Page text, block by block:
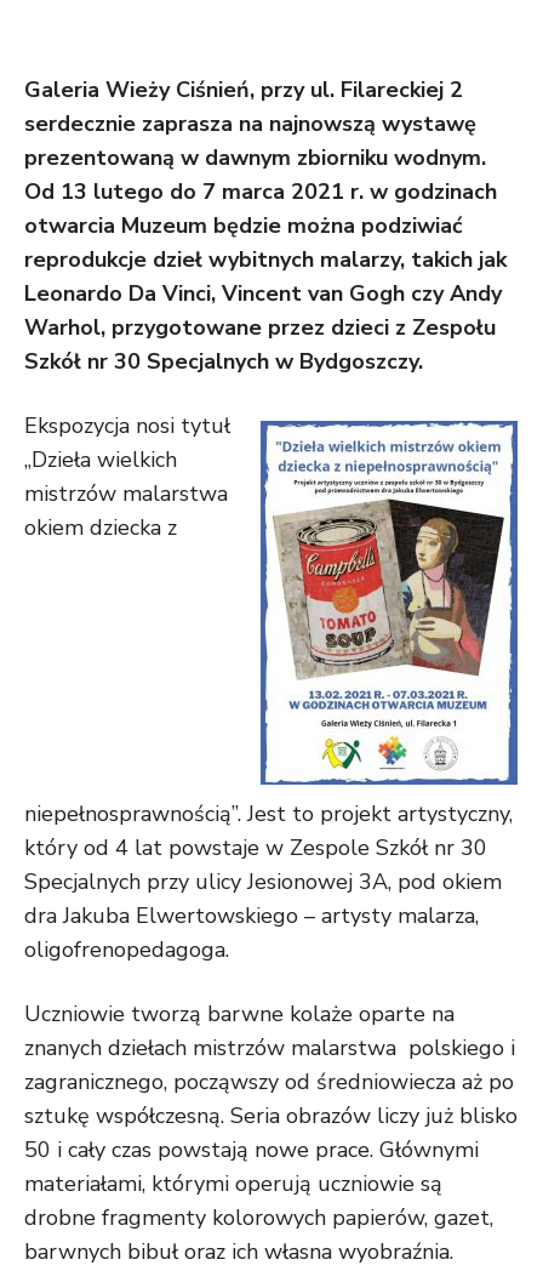
Galeria Wieży Ciśnień, przy ul. Filareckiej 2
serdecznie zaprasza na najnowszą wystawę
prezentowaną w dawnym zbiorniku wodnym.
Od 13 lutego do 7 marca 2021 r. w godzinach
otwarcia Muzeum będzie można podziwiać
reprodukcje dzieł wybitnych malarzy, takich jak
Leonardo Da Vinci, Vincent van Gogh czy Andy
Warhol, przygotowane przez dzieci z Zespołu
Szkół nr 30 Specjalnych w Bydgoszczy.
Ekspozycja nosi tytuł
„Dzieła wielkich
mistrzów malarstwa
okiem dziecka z
niepełnosprawnością”. Jest to projekt artystyczny,
który od 4 lat powstaje w Zespole Szkół nr 30
Specjalnych przy ulicy Jesionowej 3A, pod okiem
dra Jakuba Elwertowskiego ­– artysty malarza,
oligofrenopedagoga.
Uczniowie tworzą barwne kolaże oparte na
znanych dziełach mistrzów malarstwa polskiego i
zagranicznego, począwszy od średniowiecza aż po
sztukę współczesną. Seria obrazów liczy już blisko
50 i cały czas powstają nowe prace. Głównymi
materiałami, którymi operują uczniowie są
drobne fragmenty kolorowych papierów, gazet,
barwnych bibuł oraz ich własna wyobraźnia.